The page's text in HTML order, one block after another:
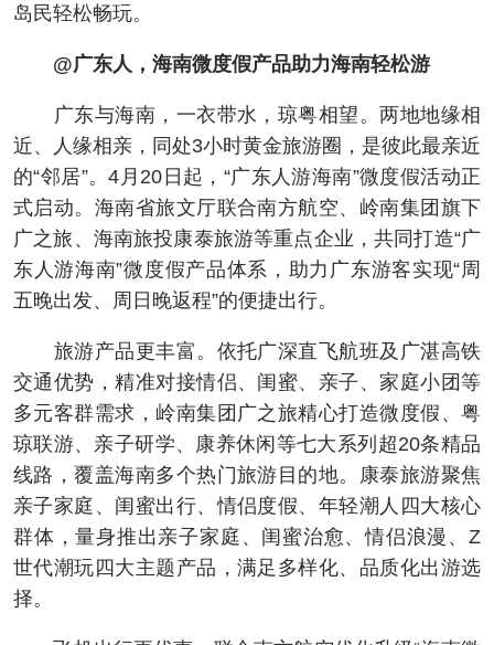
岛民轻松畅玩。
@广东人，海南微度假产品助力海南轻松游
广东与海南，一衣带水，琼粤相望。两地地缘相
近、人缘相亲，同处3小时黄金旅游圈，是彼此最亲近
的“邻居”。4月20日起，“广东人游海南”微度假活动正
式启动。海南省旅文厅联合南方航空、岭南集团旗下
广之旅、海南旅投康泰旅游等重点企业，共同打造“广
东人游海南”微度假产品体系，助力广东游客实现“周
五晚出发、周日晚返程”的便捷出行。
旅游产品更丰富。依托广深直飞航班及广湛高铁
交通优势，精准对接情侣、闺蜜、亲子、家庭小团等
多元客群需求，岭南集团广之旅精心打造微度假、粤
琼联游、亲子研学、康养休闲等七大系列超20条精品
线路，覆盖海南多个热门旅游目的地。康泰旅游聚焦
亲子家庭、闺蜜出行、情侣度假、年轻潮人四大核心
群体，量身推出亲子家庭、闺蜜治愈、情侣浪漫、Z
世代潮玩四大主题产品，满足多样化、品质化出游选
择。